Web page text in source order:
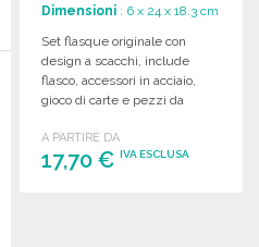
Dimensioni : 6 x 24 x 18.3 cm
Set flasque originale con
design a scacchi, include
flasco, accessori in acciaio,
gioco di carte e pezzi da
A PARTIRE DA
17,70 €IVA ESCLUSA